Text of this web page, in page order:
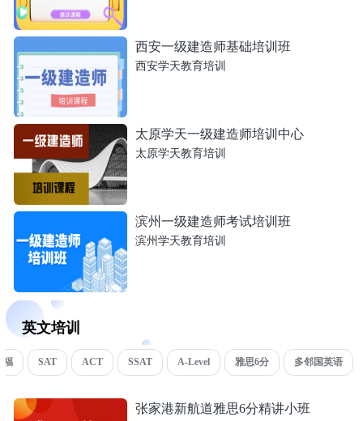
西安一级建造师基础培训班
西安学天教育培训
太原学天一级建造师培训中心
太原学天教育培训
滨州一级建造师考试培训班
滨州学天教育培训
英文培训
福 SAT ACT SSAT A-Level 雅思6分 多邻国英语
张家港新航道雅思6分精讲小班